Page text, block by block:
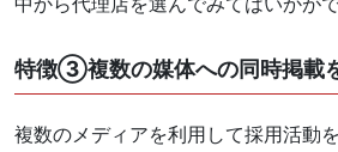
特徴③複数の媒体への同時掲載
複数のメディアを利用して採用活動